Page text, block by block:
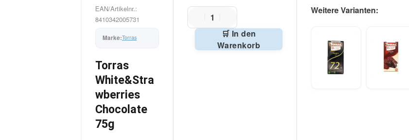
EAN/Artikelnr.:
8410342005731
Torras
Torras
White&Stra
wberries
Chocolate
75g
🛒 In den
Warenkorb